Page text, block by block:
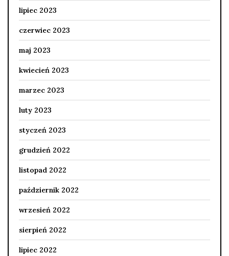
lipiec 2023
czerwiec 2023
maj 2023
kwiecień 2023
marzec 2023
luty 2023
styczeń 2023
grudzień 2022
listopad 2022
październik 2022
wrzesień 2022
sierpień 2022
lipiec 2022